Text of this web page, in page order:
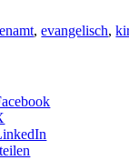
,evangelisch,